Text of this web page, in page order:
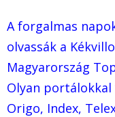
A forgalmas
olvassák a
Magyarország
Olyan
Origo, Index,